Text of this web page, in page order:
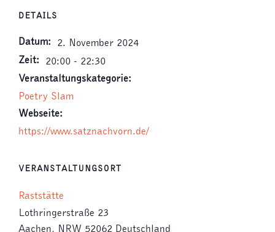
DETAILS
Datum: 2. November 2024
Zeit: 20:00 - 22:30
Veranstaltungskategorie:
Poetry Slam
Webseite:
https://www.satznachvorn.de/
VERANSTALTUNGSORT
Raststätte
Lothringerstraße 23
Aachen, NRW 52062 Deutschland